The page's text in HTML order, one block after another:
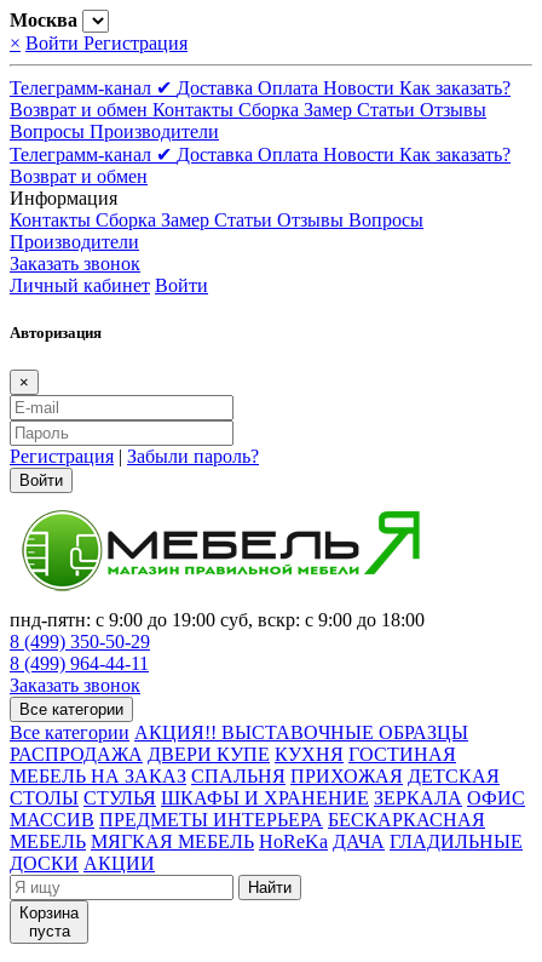
Москва
× Войти Регистрация
Телеграмм-канал ✔ Доставка Оплата Новости Как заказать?
Возврат и обмен Контакты Сборка Замер Статьи Отзывы
Вопросы Производители
Телеграмм-канал ✔ Доставка Оплата Новости Как заказать?
Возврат и обмен
Информация
Контакты Сборка Замер Статьи Отзывы Вопросы
Производители
Заказать звонок
Личный кабинет Войти
Авторизация
×
Регистрация | Забыли пароль?
Войти
пнд-пятн: с 9:00 до 19:00 суб, вскр: с 9:00 до 18:00
8 (499) 350-50-29
8 (499) 964-44-11
Заказать звонок
Все категории
Все категории АКЦИЯ!! ВЫСТАВОЧНЫЕ ОБРАЗЦЫ
РАСПРОДАЖА ДВЕРИ КУПЕ КУХНЯ ГОСТИНАЯ
МЕБЕЛЬ НА ЗАКАЗ СПАЛЬНЯ ПРИХОЖАЯ ДЕТСКАЯ
СТОЛЫ СТУЛЬЯ ШКАФЫ И ХРАНЕНИЕ ЗЕРКАЛА ОФИС
МАССИВ ПРЕДМЕТЫ ИНТЕРЬЕРА БЕСКАРКАСНАЯ
МЕБЕЛЬ МЯГКАЯ МЕБЕЛЬ HoReKa ДАЧА ГЛАДИЛЬНЫЕ
ДОСКИ АКЦИИ
Найти
Корзина
пуста